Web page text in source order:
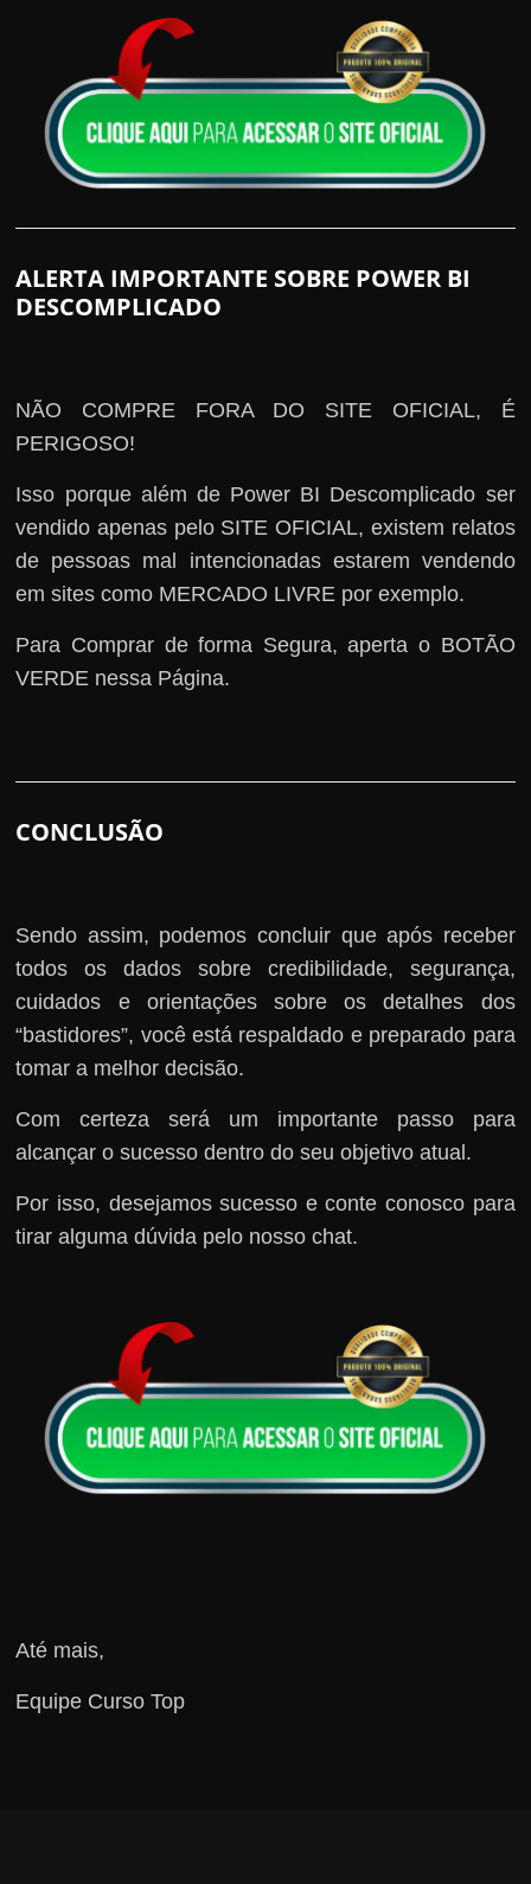
ALERTA IMPORTANTE SOBRE POWER BI
DESCOMPLICADO
NÃO COMPRE FORA DO SITE OFICIAL, É
PERIGOSO!
Isso porque além de Power BI Descomplicado ser
vendido apenas pelo SITE OFICIAL, existem relatos
de pessoas mal intencionadas estarem vendendo
em sites como MERCADO LIVRE por exemplo.
Para Comprar de forma Segura, aperta o BOTÃO
VERDE nessa Página.
CONCLUSÃO
Sendo assim, podemos concluir que após receber
todos os dados sobre credibilidade, segurança,
cuidados e orientações sobre os detalhes dos
“bastidores”, você está respaldado e preparado para
tomar a melhor decisão.
Com certeza será um importante passo para
alcançar o sucesso dentro do seu objetivo atual.
Por isso, desejamos sucesso e conte conosco para
tirar alguma dúvida pelo nosso chat.
Até mais,
Equipe Curso Top